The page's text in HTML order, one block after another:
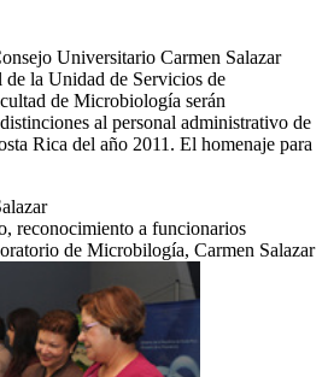
Universitario Carmen Salazar
de la Unidad de Servicios de
de Microbiología serán
al personal administrativo de
Rica del año 2011. El homenaje para
reconocimiento a funcionarios
de Microbilogía, Carmen Salazar